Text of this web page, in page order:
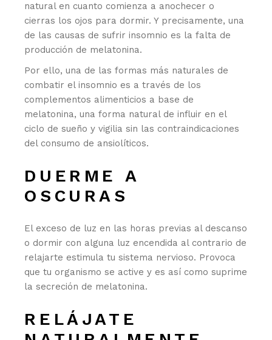
natural en cuanto comienza a anochecer o
cierras los ojos para dormir. Y precisamente, una
de las causas de sufrir insomnio es la falta de
producción de melatonina.
Por ello, una de las formas más naturales de
combatir el insomnio es a través de los
complementos alimenticios a base de
melatonina, una forma natural de influir en el
ciclo de sueño y vigilia sin las contraindicaciones
del consumo de ansiolíticos.
DUERME A
OSCURAS
El exceso de luz en las horas previas al descanso
o dormir con alguna luz encendida al contrario de
relajarte estimula tu sistema nervioso. Provoca
que tu organismo se active y es así como suprime
la secreción de melatonina.
RELÁJATE